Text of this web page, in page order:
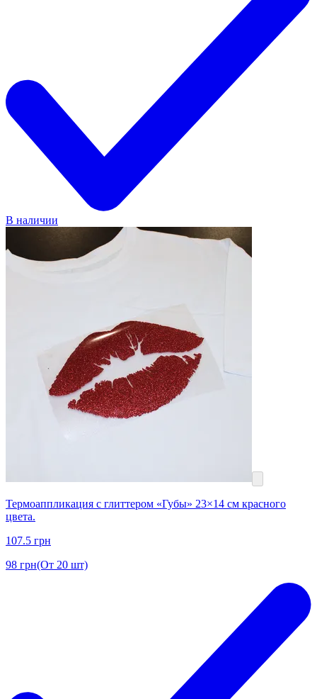
В наличии
Термоаппликация с глиттером «Губы» 23×14 см красного
цвета.
107.5 грн
98 грн(От 20 шт)